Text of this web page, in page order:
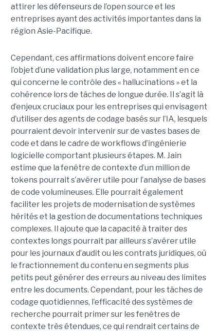
attirer les défenseurs de l’open source et les
entreprises ayant des activités importantes dans la
région Asie-Pacifique.
Cependant, ces affirmations doivent encore faire
l’objet d’une validation plus large, notamment en ce
qui concerne le contrôle des « hallucinations » et la
cohérence lors de tâches de longue durée. Il s’agit là
d’enjeux cruciaux pour les entreprises qui envisagent
d’utiliser des agents de codage basés sur l’IA, lesquels
pourraient devoir intervenir sur de vastes bases de
code et dans le cadre de workflows d’ingénierie
logicielle comportant plusieurs étapes. M. Jain
estime que la fenêtre de contexte d’un million de
tokens pourrait s’avérer utile pour l’analyse de bases
de code volumineuses. Elle pourrait également
faciliter les projets de modernisation de systèmes
hérités et la gestion de documentations techniques
complexes. Il ajoute que la capacité à traiter des
contextes longs pourrait par ailleurs s’avérer utile
pour les journaux d’audit ou les contrats juridiques, où
le fractionnement du contenu en segments plus
petits peut générer des erreurs au niveau des limites
entre les documents. Cependant, pour les tâches de
codage quotidiennes, l’efficacité des systèmes de
recherche pourrait primer sur les fenêtres de
contexte très étendues, ce qui rendrait certains de